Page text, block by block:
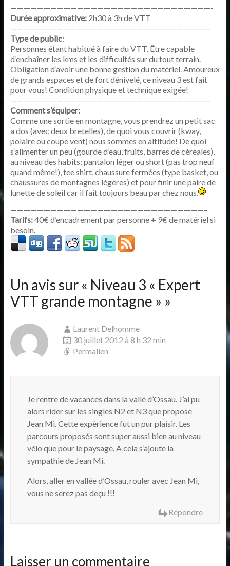
——————————————————————————————-
Durée approximative:2h30 à 3h de VTT
——————————————————————————————
Type de public:
Personnes étant habitué à faire du VTT. Être capable
d’enchaîner les kms et les difficultés sur du tout terrain.
Obligation d’avoir une bonne gestion du matériel. Amoureux
de grands espaces et de fort dénivelé, ce niveau 3 est fait
pour vous! Condition physique et technique exigée!
——————————————————————————————
Comment s’équiper:
Comme une sortie en montagne, vous prendrez un petit sac
a dos (avec deux bretelles), de quoi vous couvrir (kway,
polaire ou coupe vent) nous sommes en altitude! De quoi
s’alimenter un peu (gourde d’eau, fruits, barres de céréales),
au niveau des habits: pantalon léger ou short (pas trop neuf
quand même!), tee shirt, chaussure fermées (type basket, ou
chaussures de montagnes légères) et pour finir une paire de
lunette de soleil car il fait toujours beau par chez nous.
—————————————————————————————–
Tarifs:40€ d’encadrement par personne + 9€ de matériel si
besoin.
Un avis sur « Niveau 3 « Expert
VTT grande montagne » »
Laurent Delhomme
30 juillet 2012 à 8 h 32 min
Permalien
Je rentre de vacances dans la vallé d’Ossau. J’ai pu
alors rider sur les singles N2 et N3 que propose
Jean Mi. Cette expèrience fut un pur plaisir. Les
parcours proposés sont super aussi bien au niveau
vélo que pour le paysage. A cela s’ajoute la
sympathie de Jean Mi.
Alors, aller en vallée d’Ossau, rouler avec Jean Mi,
vous ne serez pas deçu !!!
Répondre
Laisser un commentaire